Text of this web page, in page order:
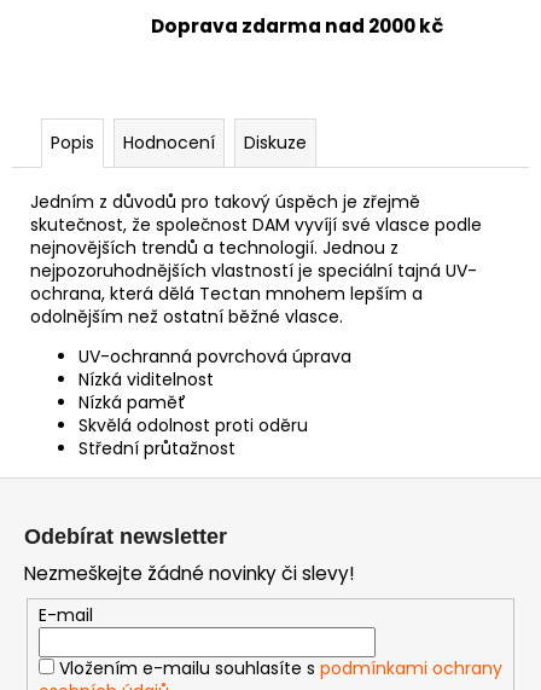
Doprava zdarma nad 2000 kč
Popis Hodnocení Diskuze
Jedním z důvodů pro takový úspěch je zřejmě
skutečnost, že společnost DAM vyvíjí své vlasce podle
nejnovějších trendů a technologií. Jednou z
nejpozoruhodnějších vlastností je speciální tajná UV-
ochrana, která dělá Tectan mnohem lepším a
odolnějším než ostatní běžné vlasce.
UV-ochranná povrchová úprava
Nízká viditelnost
Nízká paměť
Skvělá odolnost proti oděru
Střední průtažnost
Odebírat newsletter
Nezmeškejte žádné novinky či slevy!
E-mail
Vložením e-mailu souhlasíte s podmínkami ochrany